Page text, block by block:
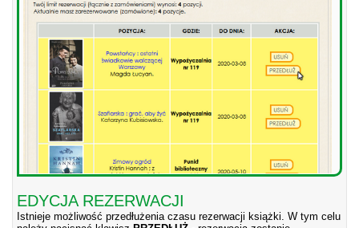
EDYCJA REZERWACJI
Istnieje możliwość przedłużenia czasu rezerwacji książki. W tym celu